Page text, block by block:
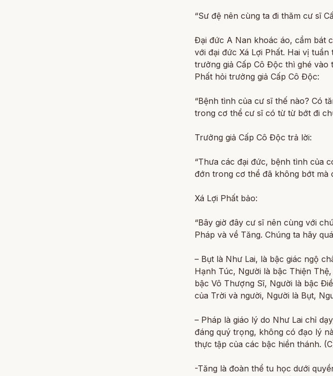
“Sư đệ nên cùng ta đi thăm cư sĩ
Đại đức A Nan khoác áo, cầm bát
với đại đức Xá Lợi Phất. Hai vị
trưởng giả Cấp Cô Độc thì ghé vào
Phất hỏi trưởng giả Cấp Cô Độc:
“Bệnh tình của cư sĩ thế nào? Có
trong cơ thể cư sĩ có từ từ bớt đi
Trưởng giả Cấp Cô Độc trả lời:
“Thưa các đại đức, bệnh tình của
đớn trong cơ thể đã không bớt mà
Xá Lợi Phất bảo:
“Bây giờ đây cư sĩ nên cùng với
Pháp và về Tăng. Chúng ta hãy
– Bụt là Như Lai, là bậc giác ngộ
Hạnh Túc, Người là bậc Thiện
bậc Vô Thượng Sĩ, Người là bậc
của Trời và người, Người là Bụt,
– Pháp là giáo lý do Như Lai chỉ
đáng quý trọng, không có đạo lý
thực tập của các bậc hiền thánh.
-Tăng là đoàn thể tu học dưới